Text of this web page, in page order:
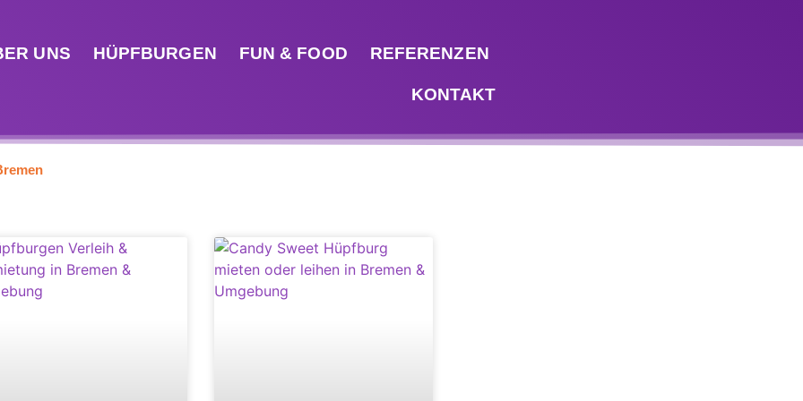
UNS HÜPFBURGEN FUN & FOOD REFERENZEN
KONTAKT